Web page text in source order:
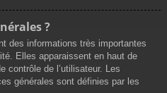
?
des informations très importantes
Elles apparaissent en haut de
contrôle de l’utilisateur. Les
générales sont définies par les